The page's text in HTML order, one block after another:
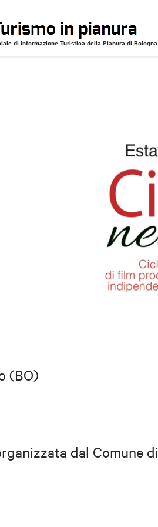
di Informazione Turistica della Pianura di Bologna
(BO)
dal Comune di